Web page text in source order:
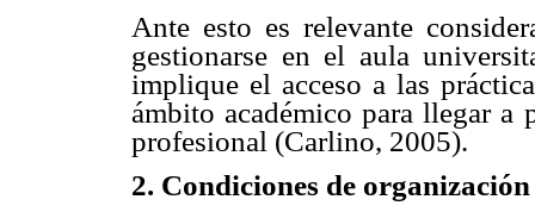
Ante esto es relevante
gestionarse en el aula
implique el acceso a las
ámbito académico para llegar a
profesional (Carlino, 2005).
2. Condiciones de organización